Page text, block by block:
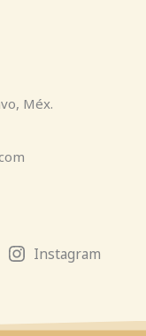
Méx.
Instagram